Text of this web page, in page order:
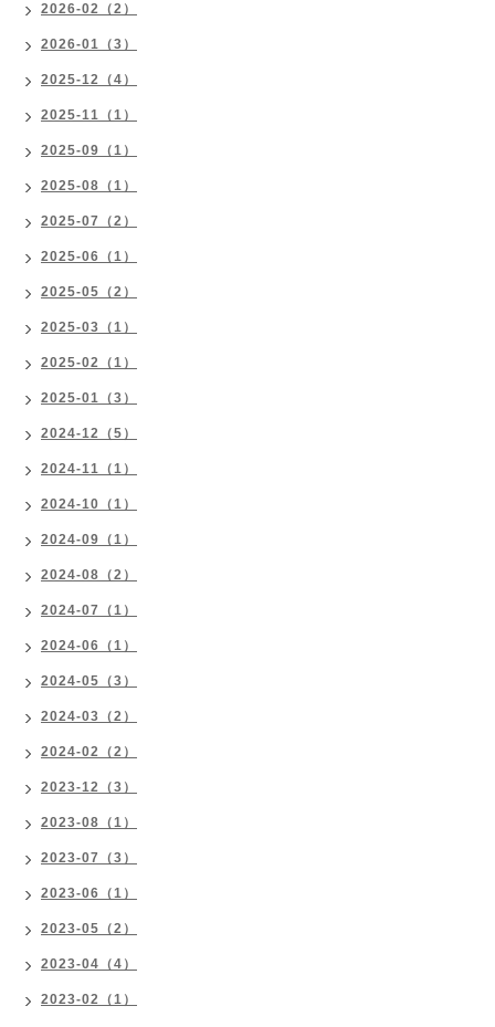
2026-02（2）
2026-01（3）
2025-12（4）
2025-11（1）
2025-09（1）
2025-08（1）
2025-07（2）
2025-06（1）
2025-05（2）
2025-03（1）
2025-02（1）
2025-01（3）
2024-12（5）
2024-11（1）
2024-10（1）
2024-09（1）
2024-08（2）
2024-07（1）
2024-06（1）
2024-05（3）
2024-03（2）
2024-02（2）
2023-12（3）
2023-08（1）
2023-07（3）
2023-06（1）
2023-05（2）
2023-04（4）
2023-02（1）